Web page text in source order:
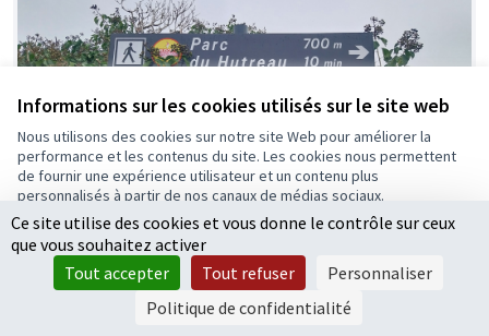
Informations sur les cookies utilisés sur le site web
Nous utilisons des cookies sur notre site Web pour améliorer la
performance et les contenus du site. Les cookies nous permettent
de fournir une expérience utilisateur et un contenu plus
personnalisés à partir de nos canaux de médias sociaux.
Tout accepter
Accepter seulement les cookies essentiels
Paramètres
Voie piétonne et cyclable jusqu'au parc du
Ce site utilise des cookies et vous donne le contrôle sur ceux
que vous souhaitez activer
Tout accepter
Tout refuser
Personnaliser
Politique de confidentialité